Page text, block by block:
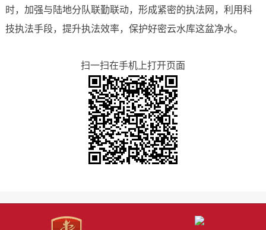
时，加强与陆地分队联勤联动，形成紧密的执法网，利用科
技执法手段，提升执法效率，保护好密云水库这盆净水。
扫一扫在手机上打开页面